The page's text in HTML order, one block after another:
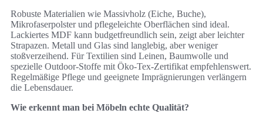
Robuste Materialien wie Massivholz (Eiche, Buche),
Mikrofaserpolster und pflegeleichte Oberflächen sind ideal.
Lackiertes MDF kann budgetfreundlich sein, zeigt aber leichter
Strapazen. Metall und Glas sind langlebig, aber weniger
stoßverzeihend. Für Textilien sind Leinen, Baumwolle und
spezielle Outdoor‑Stoffe mit Öko‑Tex‑Zertifikat empfehlenswert.
Regelmäßige Pflege und geeignete Imprägnierungen verlängern
die Lebensdauer.
Wie erkennt man bei Möbeln echte Qualität?